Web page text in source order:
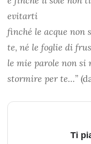
evitarti
finché le acque
te, né le foglie di
le mie parole non
stormire per te…”
Ti